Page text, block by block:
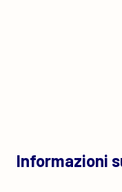
Informazioni